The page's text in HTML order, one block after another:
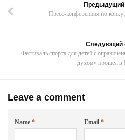
Пресс-конференция по
Следующий
Фестиваль спорта для детей с
духом» прошел в
Leave a comment
Name * Email*